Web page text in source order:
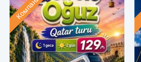
Компания